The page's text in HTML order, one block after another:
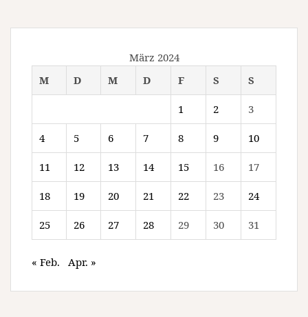
März 2024
M
D M D F S S
1 2 3
4 5 6 7 8 9 10
11 12 13 14 15 16 17
18 19 20 21 22 23 24
25 26 27 28 29 30 31
« Feb. Apr. »